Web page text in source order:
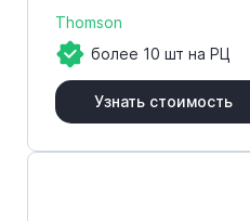
Thomson
более 10 шт на РЦ
Узнать стоимость